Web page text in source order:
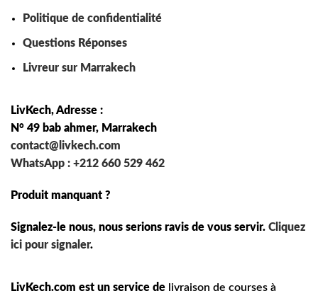
Politique de confidentialité
Questions Réponses
Livreur sur Marrakech
LivKech, Adresse :
N° 49 bab ahmer, Marrakech
contact@livkech.com
WhatsApp : +212 660 529 462
Produit manquant ?
Signalez-le nous, nous serions ravis de vous servir. Cliquez
ici pour signaler.
LivKech.com est un service de livraison de courses à